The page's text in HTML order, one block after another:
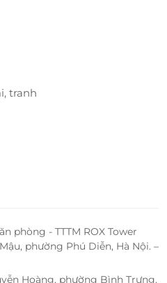
sang trọng mang nét đẹp của
tộc vùng cao.
ghế, tủ đựng hay từng đồ
phòng trong villa sẽ trở
tuyệt vời, nâng niu từng
thương.
tranh
phòng - TTTM ROX Tower
phường Phú Diễn, Hà Nội. –
Hoàng, phường Bình Trưng,